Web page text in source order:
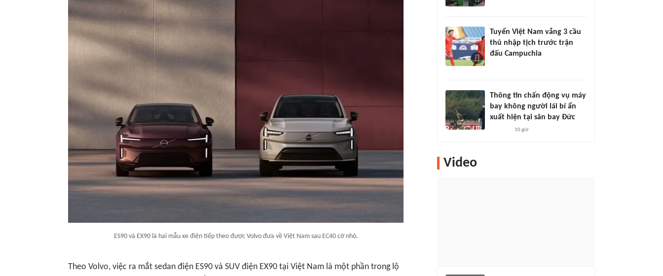
ES90 và EX90 là hai mẫu xe điện tiếp theo được Volvo đưa về Việt Nam sau EC40 cỡ nhỏ.
Theo Volvo, việc ra mắt sedan điện ES90 và SUV điện EX90 tại Việt Nam là một phần trong lộ
Tuyển Việt Nam vắng 3 cầu
thủ nhập tịch trước trận
đấu Campuchia
Thông tin chấn động vụ máy
bay không người lái bí ẩn
xuất hiện tại sân bay Đức
10 giờ
Video